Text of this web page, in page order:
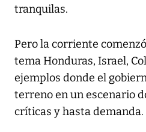
tranquilas.
Pero la corriente
tema Honduras, Israel,
ejemplos donde el
terreno en un escenario
críticas y hasta demanda.